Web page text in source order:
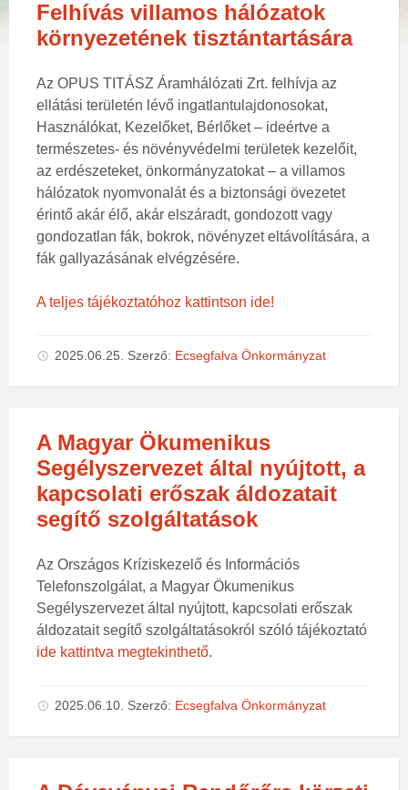
Felhívás villamos hálózatok
környezetének tisztántartására
Az OPUS TITÁSZ Áramhálózati Zrt. felhívja az
ellátási területén lévő ingatlantulajdonosokat,
Használókat, Kezelőket, Bérlőket – ideértve a
természetes- és növényvédelmi területek kezelőit,
az erdészeteket, önkormányzatokat – a villamos
hálózatok nyomvonalát és a biztonsági övezetet
érintő akár élő, akár elszáradt, gondozott vagy
gondozatlan fák, bokrok, növényzet eltávolítására, a
fák gallyazásának elvégzésére.
A teljes tájékoztatóhoz kattintson ide!
2025.06.25. Szerző: Ecsegfalva Önkormányzat
A Magyar Ökumenikus
Segélyszervezet által nyújtott, a
kapcsolati erőszak áldozatait
segítő szolgáltatások
Az Országos Kríziskezelő és Információs
Telefonszolgálat, a Magyar Ökumenikus
Segélyszervezet által nyújtott, kapcsolati erőszak
áldozatait segítő szolgáltatásokról szóló tájékoztató
ide kattintva megtekinthető.
2025.06.10. Szerző: Ecsegfalva Önkormányzat